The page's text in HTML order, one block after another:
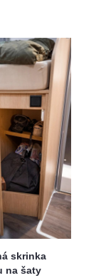
skrinka
na šaty